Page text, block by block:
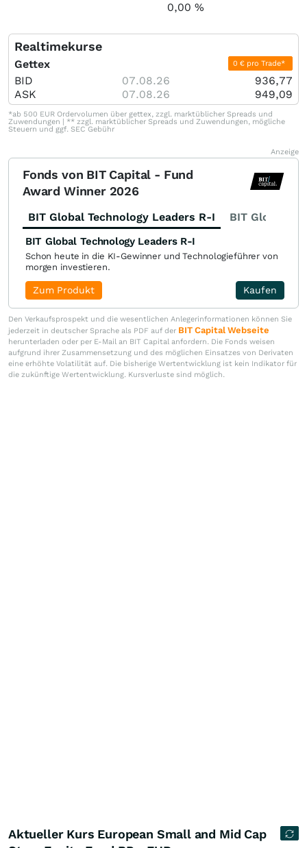
0,00 %
Realtimekurse
Gettex 0 € pro Trade*
BID 07.08.26
936,77
ASK
07.08.26 949,09
*ab 500 EUR Ordervolumen über gettex, zzgl. marktüblicher Spreads und
Zuwendungen | ** zzgl. marktüblicher Spreads und Zuwendungen, mögliche
Steuern und ggf. SEC Gebühr
Anzeige
Fonds von BIT Capital - Fund
Award Winner 2026
BIT Global Technology Leaders R-I BIT Global
BIT Global Technology Leaders R-I
Schon heute in die KI-Gewinner und Technologieführer von
morgen investieren.
Kaufen
Zum Produkt
Den Verkaufsprospekt und die wesentlichen Anlegerinformationen können Sie
jederzeit in deutscher Sprache als PDF auf der BIT Capital Webseite
herunterladen oder per E-Mail an BIT Capital anfordern. Die Fonds weisen
aufgrund ihrer Zusammensetzung und des möglichen Einsatzes von Derivaten
eine erhöhte Volatilität auf. Die bisherige Wertentwicklung ist kein Indikator für
die zukünftige Wertentwicklung. Kursverluste sind möglich.
Aktueller Kurs European Small and Mid Cap